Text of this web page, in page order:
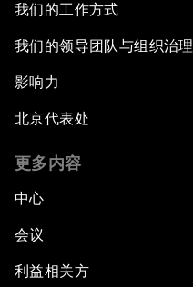
我们的工作方式
我们的领导团队与组织治理
影响力
北京代表处
更多内容
中心
会议
利益相关方